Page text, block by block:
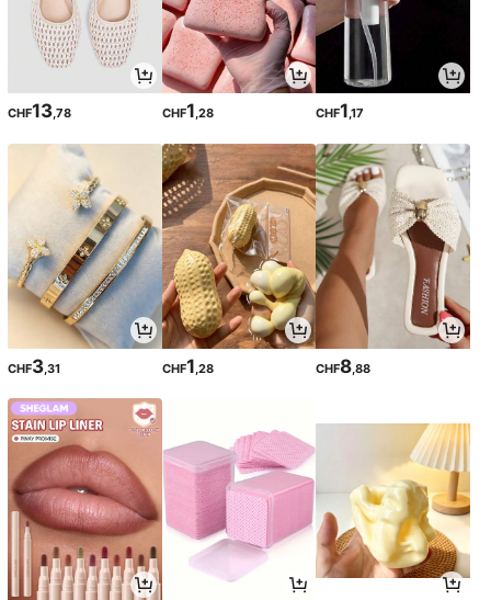
CHF13,78 CHF1,28 CHF1,17
CHF3 ,31 CHF1 ,28 CHF8 ,88